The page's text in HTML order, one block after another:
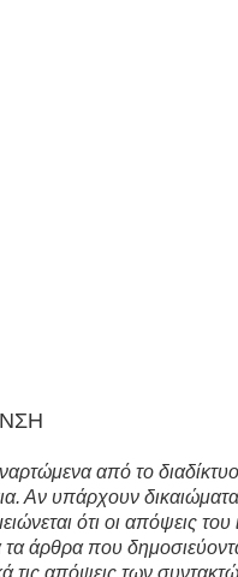
από το
Αν υπάρχουν
ότι οι απόψεις
τα άρθρα που
τις απόψεις των